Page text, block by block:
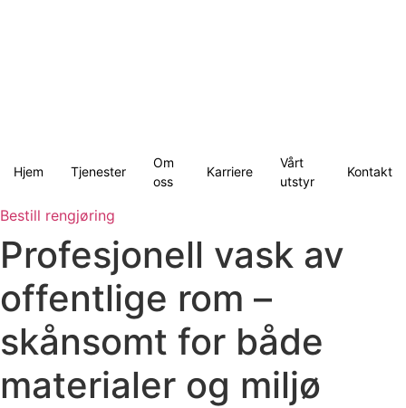
Hjem Tjenester
Om
oss
Karriere
Vårt
utstyr
Kontakt
Bestill rengjøring
Profesjonell vask av
offentlige rom –
skånsomt for både
materialer og miljø